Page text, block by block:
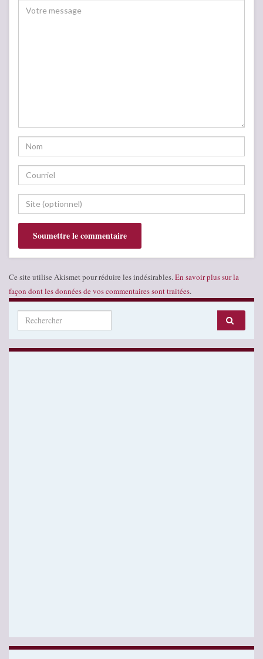
Ce site utilise Akismet pour réduire les indésirables. En savoir plus sur la
façon dont les données de vos commentaires sont traitées.
Search for: